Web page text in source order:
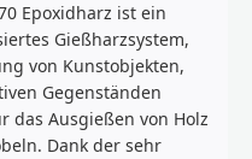
Epoxidharz ist ein
Gießharzsystem,
von Kunstobjekten,
Gegenständen
das Ausgießen von Holz
Dank der sehr